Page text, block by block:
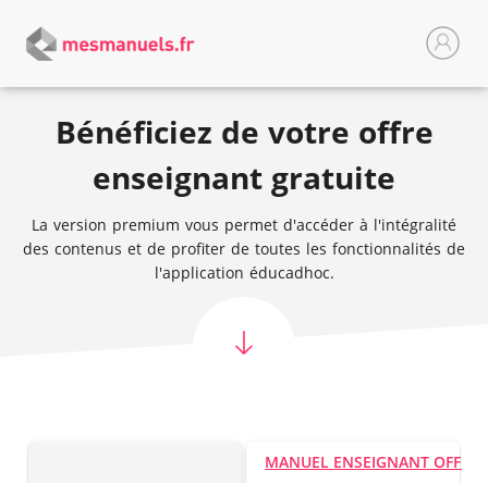
Bénéficiez de votre offre
enseignant gratuite
La version premium vous permet d'accéder à l'intégralité
des contenus et de profiter de toutes les fonctionnalités de
l'application éducadhoc.
MANUEL ENSEIGNANT OFFERT